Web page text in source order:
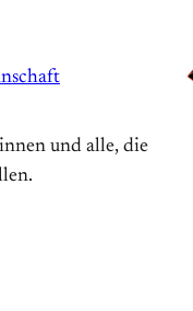
und alle, die